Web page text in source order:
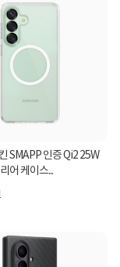
SMAPP 인증 Qi2 25W
어 케이스...